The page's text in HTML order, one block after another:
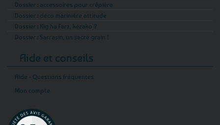
Dossier : accessoires pour crêpière
Dossier : déco marinière attitude
Dossier : Kig ha Farz, kézako ?
Dossier : Sarrasin, un sacré grain !
Aide et conseils
Aide - Questions fréquentes
Mon compte